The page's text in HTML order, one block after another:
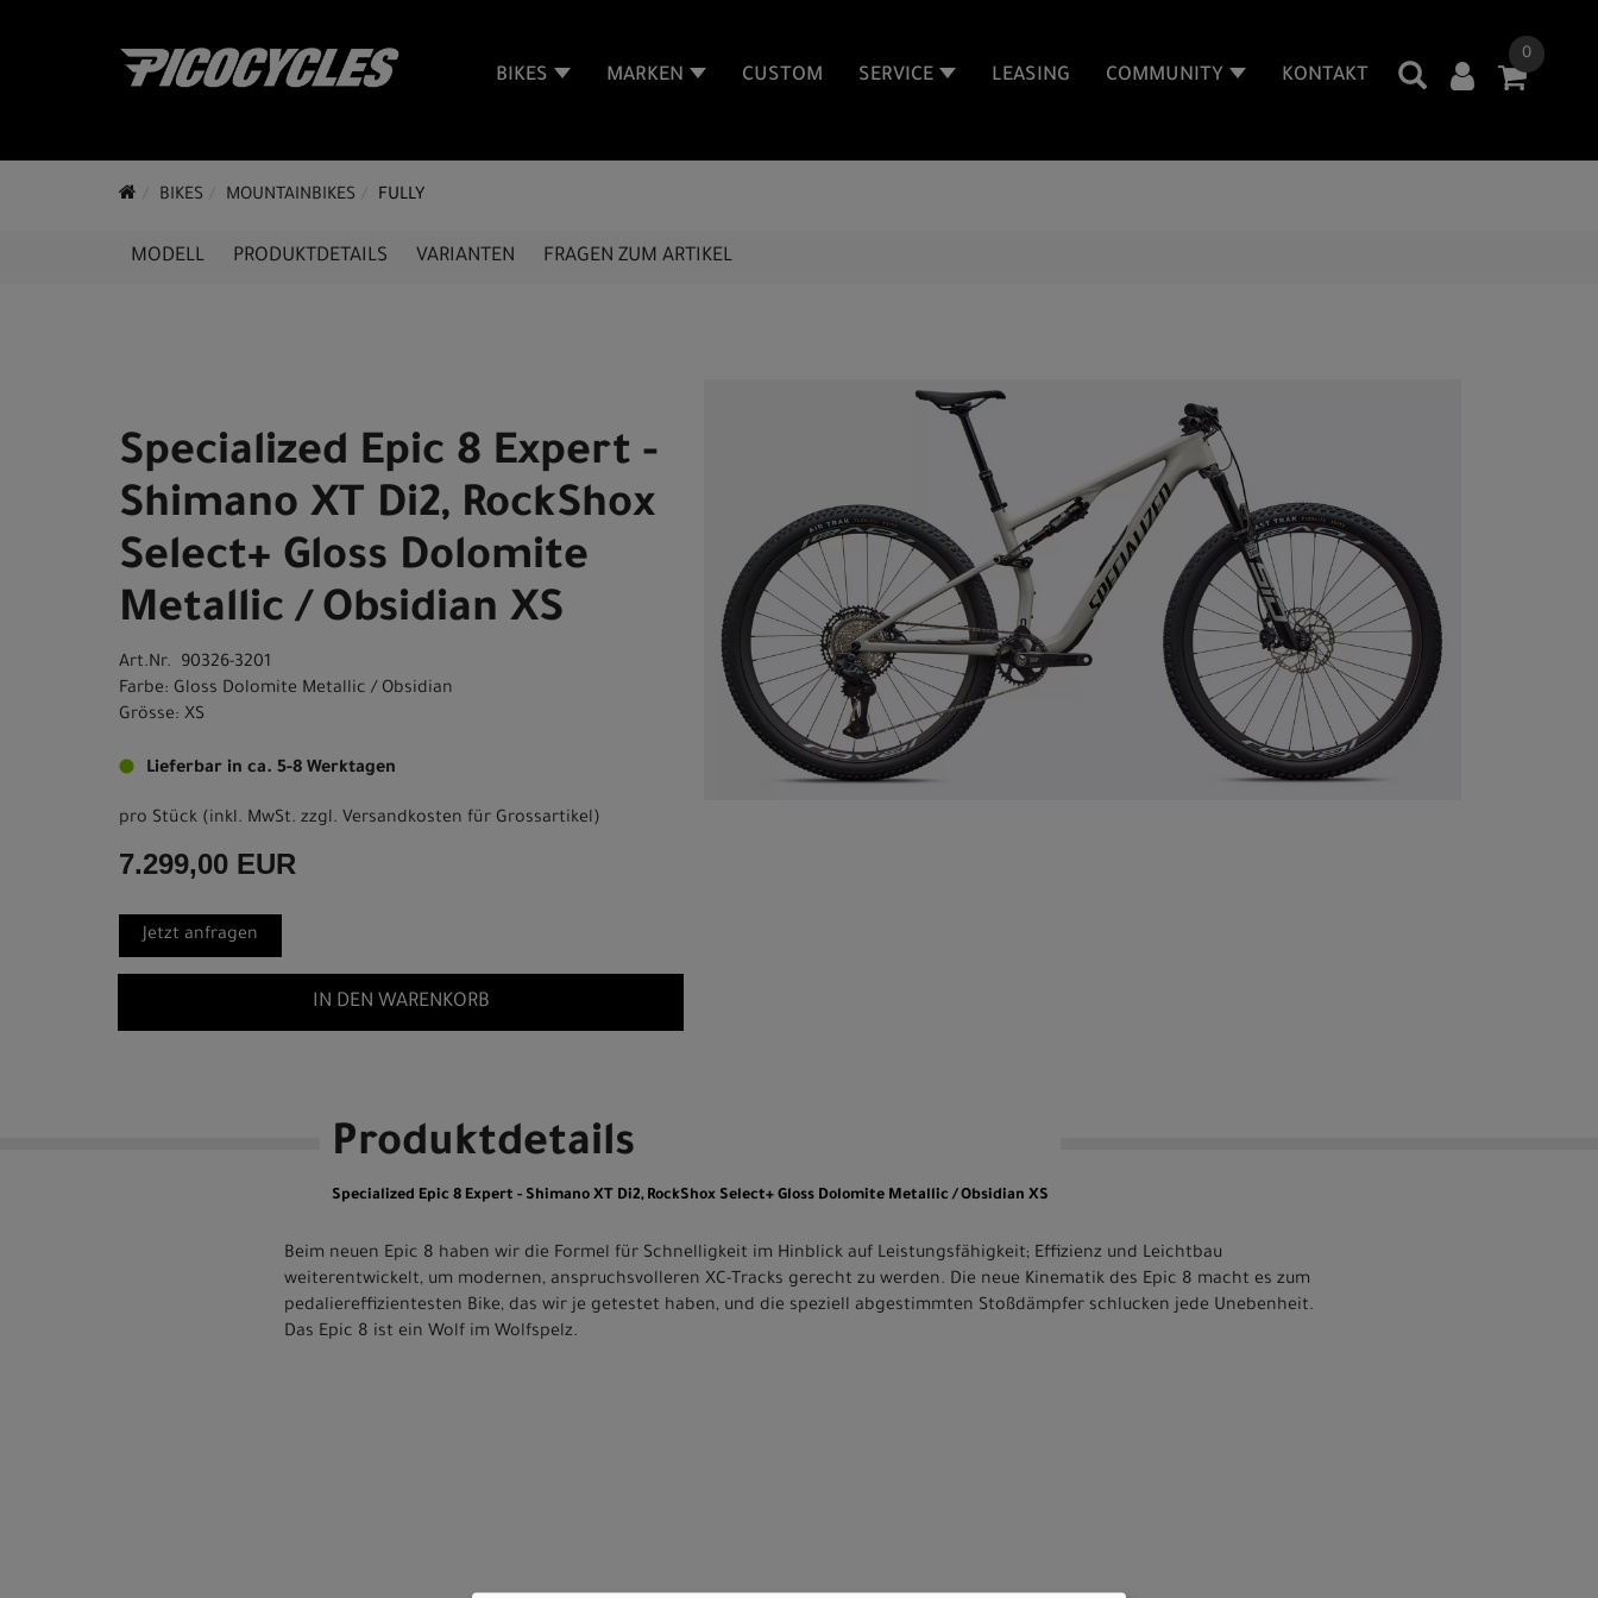
0
BIKES MARKEN CUSTOM SERVICE LEASING COMMUNITY KONTAKT
BIKES MOUNTAINBIKES FULLY
MODELL PRODUKTDETAILS VARIANTEN FRAGEN ZUM ARTIKEL
Specialized Epic 8 Expert -
Shimano XT Di2, RockShox
Select+ Gloss Dolomite
Metallic / Obsidian XS
Art.Nr. 90326-3201
Farbe: Gloss Dolomite Metallic / Obsidian
Grösse: XS
Lieferbar in ca. 5-8 Werktagen
pro Stück (inkl. MwSt. zzgl. Versandkosten für Grossartikel)
7.299,00 EUR
Jetzt anfragen
IN DEN WARENKORB
Produktdetails
Specialized Epic 8 Expert - Shimano XT Di2, RockShox Select+ Gloss Dolomite Metallic / Obsidian XS
Beim neuen Epic 8 haben wir die Formel für Schnelligkeit im Hinblick auf Leistungsfähigkeit; Effizienz und Leichtbau
weiterentwickelt, um modernen, anspruchsvolleren XC-Tracks gerecht zu werden. Die neue Kinematik des Epic 8 macht es zum
pedaliereffizientesten Bike, das wir je getestet haben, und die speziell abgestimmten Stoßdämpfer schlucken jede Unebenheit.
Das Epic 8 ist ein Wolf im Wolfspelz.